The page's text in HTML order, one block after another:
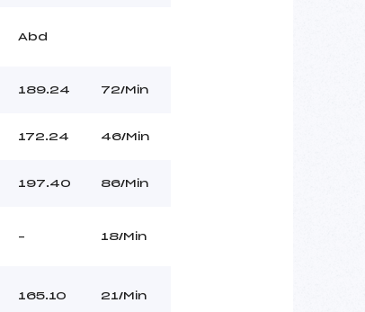
Abd
189.24 72/Min
172.24 46/Min
197.40 86/Min
– 18/Min
165.10 21/Min